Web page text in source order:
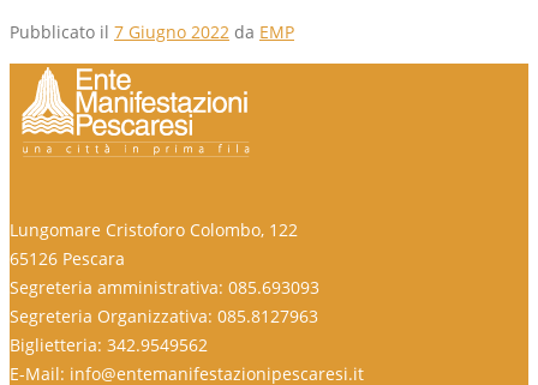
Pubblicato il 7 Giugno 2022 da EMP
Lungomare Cristoforo Colombo, 122
65126 Pescara
Segreteria amministrativa: 085.693093
Segreteria Organizzativa: 085.8127963
Biglietteria: 342.9549562
E-Mail: info@entemanifestazionipescaresi.it